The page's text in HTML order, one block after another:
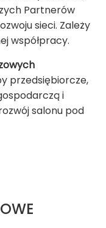
Partnerów
sieci. Zależy
współpracy.
przedsiębiorcze,
i
salonu pod